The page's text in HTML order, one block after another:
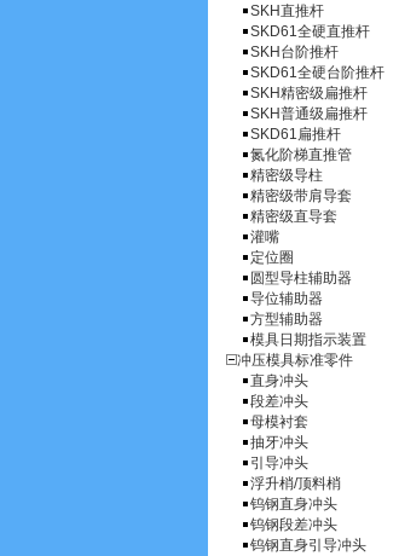
SKH直推杆
SKD61全硬直推杆
SKH台阶推杆
SKD61全硬台阶推杆
SKH精密级扁推杆
SKH普通级扁推杆
SKD61扁推杆
氮化阶梯直推管
精密级导柱
精密级带肩导套
精密级直导套
灌嘴
定位圈
圆型导柱辅助器
导位辅助器
方型辅助器
模具日期指示装置
冲压模具标准零件
直身冲头
段差冲头
母模衬套
抽牙冲头
引导冲头
浮升梢/顶料梢
钨钢直身冲头
钨钢段差冲头
钨钢直身引导冲头